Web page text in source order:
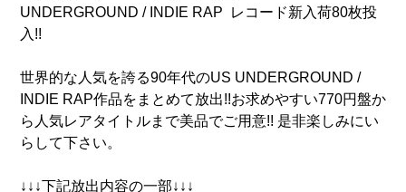
UNDERGROUND / INDIE RAP レコード新入荷80枚投
入!!
世界的な人気を誇る90年代のUS UNDERGROUND /
INDIE RAP作品をまとめて放出!!お求めやすい770円盤か
ら人気レアタイトルまで美品でご用意!! 是非楽しみにい
らして下さい。
↓↓↓下記放出内容の一部↓↓↓